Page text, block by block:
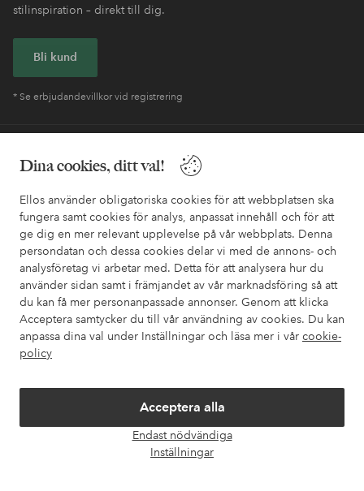
Dina cookies, ditt val!
Ellos använder obligatoriska cookies för att webbplatsen ska
fungera samt cookies för analys, anpassat innehåll och för att
ge dig en mer relevant upplevelse på vår webbplats. Denna
persondatan och dessa cookies delar vi med de annons- och
analysföretag vi arbetar med. Detta för att analysera hur du
använder sidan samt i främjandet av vår marknadsföring så att
du kan få mer personanpassade annonser. Genom att klicka
Acceptera samtycker du till vår användning av cookies. Du kan
anpassa dina val under Inställningar och läsa mer i vår cookie-
policy
Acceptera alla
Endast nödvändiga
Inställningar
stilinspiration – direkt till dig.
Bli kund
* Se erbjudandevillkor vid registrering
också information om hur du enklast kontaktar oss.
Kundservice Beställning Betalsätt
Mina sidor
Om Ellos